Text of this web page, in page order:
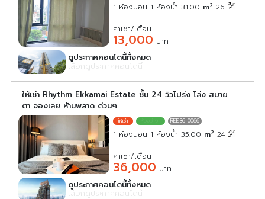
1 ห้องนอน 1 ห้องน้ำ 31.00 m2 26
ค่าเช่า/เดือน
13,000 บาท
ดูประกาศคอนโดนี้ทั้งหมด
เลือกดูประกาศคอนโดนี้
ให้เช่า Rhythm Ekkamai Estate ชั้น 24 วิวโปร่ง โล่ง สบาย
ตา จองเลย ห้ามพลาด ด่วนๆ
REE36-0066
1 ห้องนอน 1 ห้องน้ำ 35.00 m2 24
ค่าเช่า/เดือน
36,000 บาท
ดูประกาศคอนโดนี้ทั้งหมด
เลือกดูประกาศคอนโดนี้